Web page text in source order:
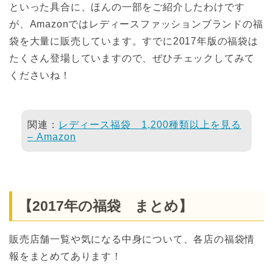
といった具合に、ほんの一部をご紹介したわけです
が、Amazonではレディースファッションブランドの福
袋を大量に販売しています。すでに2017年版の福袋は
たくさん登場していますので、ぜひチェックしてみて
くださいね！
関連： レディース福袋 1,200種類以上を見る
– Amazon
【2017年の福袋 まとめ】
販売店舗一覧や気になる中身について、各店の福袋情
報をまとめてあります！